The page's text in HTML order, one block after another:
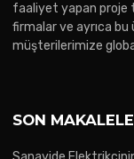
faaliyet yapan proje
firmalar ve ayrıca
müşterilerimize
SON